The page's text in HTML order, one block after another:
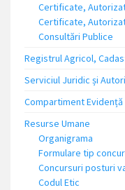
Certificate,
Certificate,
Consultări Publice
Registrul Agricol,
Serviciul Juridic și
Compartiment
Resurse Umane
Organigrama
Formulare tip
Concursuri posturi
Codul Etic